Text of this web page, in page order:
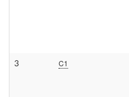
3 C1